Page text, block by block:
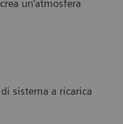
un'atmosfera
sistema a ricarica